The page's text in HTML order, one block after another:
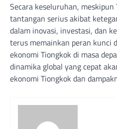
Secara keseluruhan, meskipun
tantangan serius akibat
dalam inovasi, investasi, dan
terus memainkan peran kunci
ekonomi Tiongkok di masa
dinamika global yang cepat
ekonomi Tiongkok dan